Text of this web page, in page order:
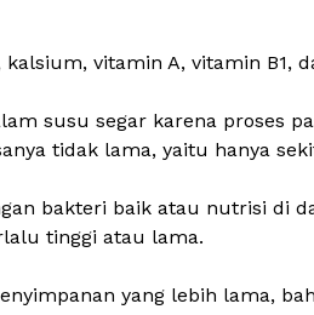
kalsium, vitamin A, vitamin B1,
susu segar karena proses
tidak lama, yaitu hanya
bakteri baik atau nutrisi di
tinggi atau lama.
yang lebih lama,